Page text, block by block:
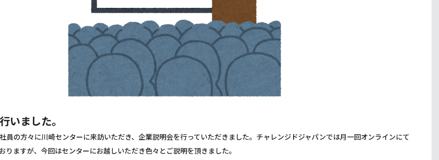
いました。
員の方々に川崎センターに来訪いただき、企業説明会を行っていただきました。チャレンジドジャパンでは月一回オンラインにて
りますが、今回はセンターにお越しいただき色々とご説明を頂きました。